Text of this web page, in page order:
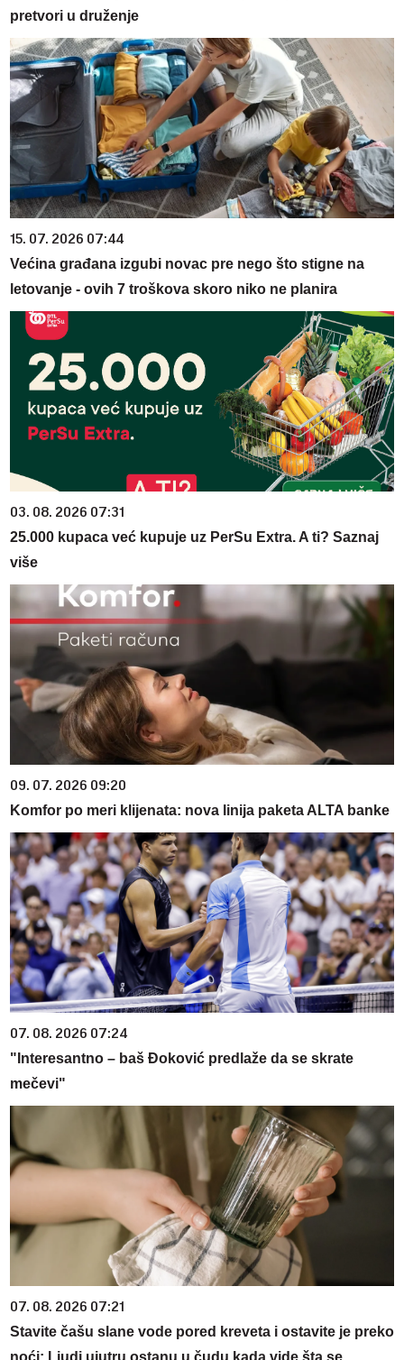
pretvori u druženje
15. 07. 2026 07:44
Većina građana izgubi novac pre nego što stigne na
letovanje - ovih 7 troškova skoro niko ne planira
03. 08. 2026 07:31
25.000 kupaca već kupuje uz PerSu Extra. A ti? Saznaj
više
09. 07. 2026 09:20
Komfor po meri klijenata: nova linija paketa ALTA banke
07. 08. 2026 07:24
"Interesantno – baš Đoković predlaže da se skrate
mečevi"
07. 08. 2026 07:21
Stavite čašu slane vode pored kreveta i ostavite je preko